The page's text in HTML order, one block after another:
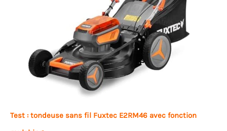
Test : tondeuse sans fil Fuxtec E2RM46 avec fonction